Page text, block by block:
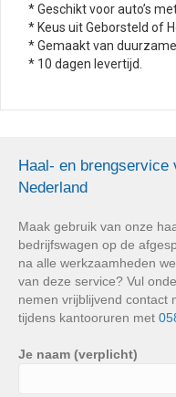
* Geschikt voor auto’s
* Keus uit Geborsteld of
* Gemaakt van duurzame
* 10 dagen levertijd.
Haal- en brengservice
Nederland
Maak gebruik van onze
bedrijfswagen op de
na alle werkzaamheden
van deze service? Vul
nemen vrijblijvend contact
tijdens kantooruren met
Je naam (verplicht)